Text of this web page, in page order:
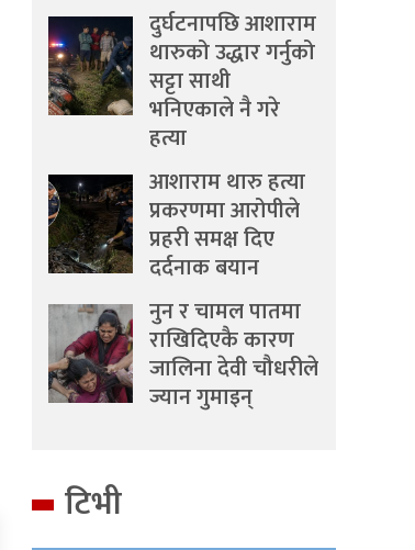
दुर्घटनापछि आशाराम
थारुको उद्धार गर्नुको
सट्टा साथी
भनिएकाले नै गरे
हत्या
आशाराम थारु हत्या
प्रकरणमा आरोपीले
प्रहरी समक्ष दिए
दर्दनाक बयान
नुन र चामल पातमा
राखिदिएकै कारण
जालिना देवी चौधरीले
ज्यान गुमाइन्
टिभी